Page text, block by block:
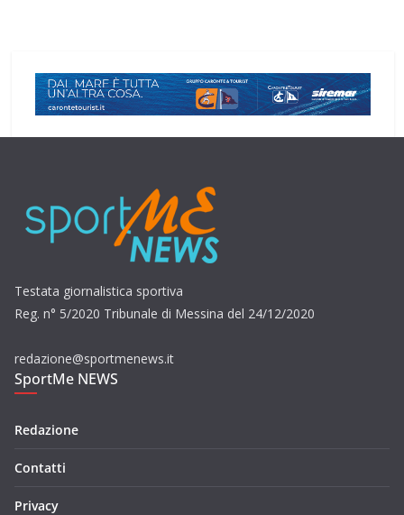
Testata giornalistica sportiva
Reg. n° 5/2020 Tribunale di Messina del 24/12/2020
redazione@sportmenews.it
SportMe NEWS
Redazione
Contatti
Privacy